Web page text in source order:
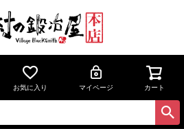
お気に入り マイページ カート